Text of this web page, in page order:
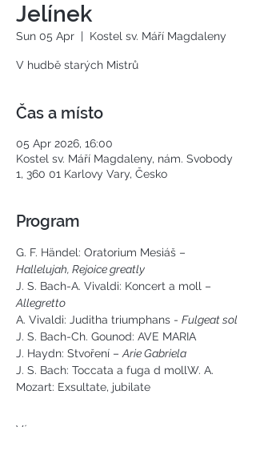
Jelínek
Sun 05 Apr
  |
Kostel sv. Máří Magdaleny
Čas a místo
05 Apr 2026, 16:00
Kostel sv. Máří Magdaleny, nám. Svobody
1, 360 01 Karlovy Vary, Česko
Program
G. F. Händel: Oratorium Mesiáš –
Hallelujah, Rejoice greatly
J. S. Bach-A. Vivaldi: Koncert a moll –
Allegretto
A. Vivaldi: Juditha triumphans - Fulgeat sol
J. S. Bach-Ch. Gounod: AVE MARIA
J. Haydn: Stvoření – Arie Gabriela
J. S. Bach: Toccata a fuga d mollW. A.
Mozart: Exsultate, jubilate
Více ...